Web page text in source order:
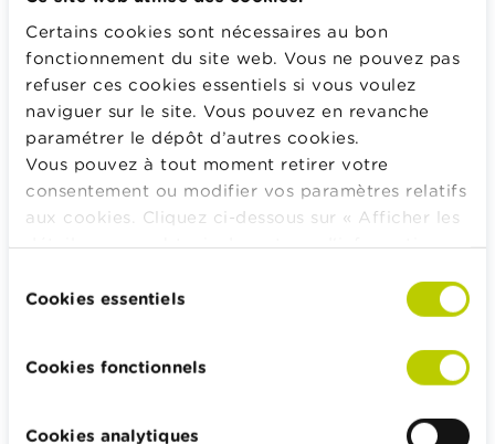
Certains cookies sont nécessaires au bon
fonctionnement du site web. Vous ne pouvez pas
refuser ces cookies essentiels si vous voulez
naviguer sur le site. Vous pouvez en revanche
paramétrer le dépôt d’autres cookies.
Vous pouvez à tout moment retirer votre
consentement ou modifier vos paramètres relatifs
aux cookies. Cliquez ci-dessous sur « Afficher les
détails » pour obtenir davantage d'informations.
consultable dans son intégralité
duCookies essentiels
Cookies fonctionnels
Cookies analytiques
Budget, payer, emprunter et assurer
Famille
Épargner et investir
Hériter
Pension et préparation de la retraite
Impôts, emplois et revenus
Logement et emprunt hypothécaire
met gratuitement à votre disposition une information
indépendante, fiable et pratique. Il est sans aucun lien avec